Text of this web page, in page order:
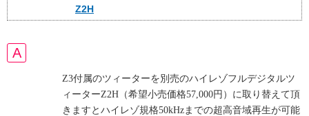
Z2H
Z3付属のツィーターを別売のハイレゾフルデジタルツ
ィーターZ2H（希望小売価格57,000円）に取り替えて頂
きますとハイレゾ規格50kHzまでの超高音域再生が可能